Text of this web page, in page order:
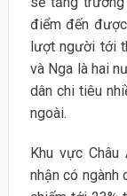
điểm đến
lượt người tới
và Nga là hai
dân chi tiêu
ngoài.
Khu vực
nhận có ngành